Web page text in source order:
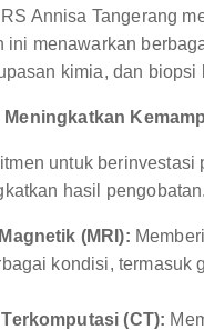
Annisa Tangerang
ini menawarkan
kimia, dan biopsi
untuk
hasil
(MRI):
kondisi,
(CT):